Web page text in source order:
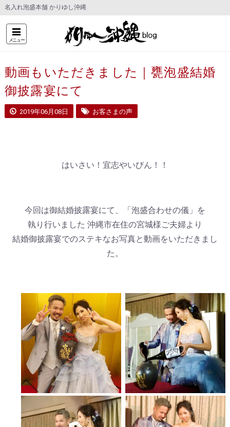
名入れ泡盛本舗 かりゆし沖縄
メニュー
動画もいただきました｜甕泡盛結婚
御披露宴にて
2019年06月08日 お客さまの声
はいさい！宜志やいびん！！
今回は御結婚披露宴にて、「泡盛合わせの儀」を
執り行いました 沖縄市在住の宮城様ご夫婦より
結婚御披露宴でのステキなお写真と動画をいただきまし
た。